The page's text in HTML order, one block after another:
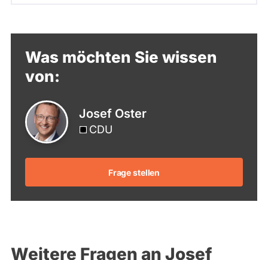
Was möchten Sie wissen
von:
Josef Oster
CDU
Frage stellen
Weitere Fragen an Josef